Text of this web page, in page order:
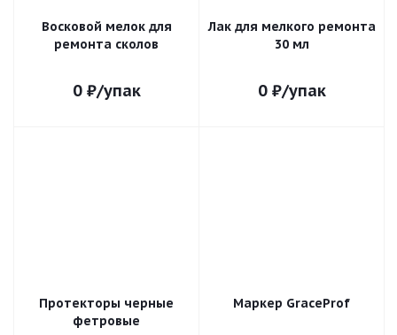
Восковой мелок для
ремонта сколов
0₽/упак
Лак для мелкого ремонта
30 мл
0₽/упак
Протекторы черные
фетровые
Маркер GraceProf